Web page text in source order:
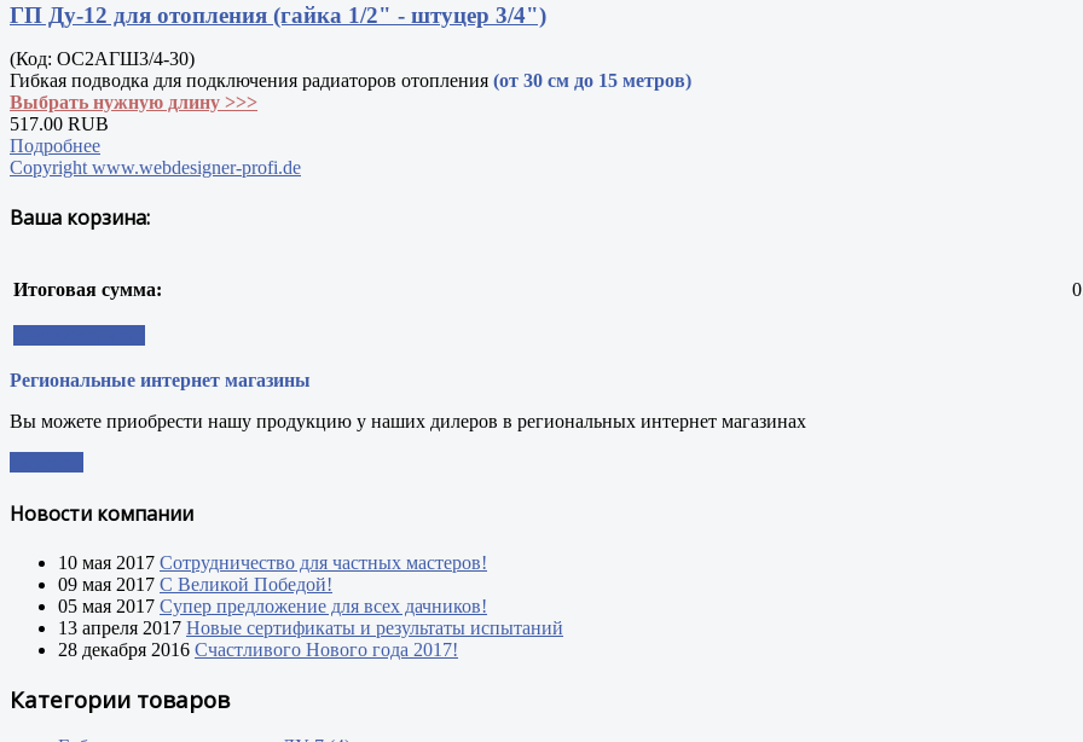
ГП Ду-12 для отопления (гайка 1/2" - штуцер 3/4")
(Код: ОС2АГШ3/4-30)
Гибкая подводка для подключения радиаторов отопления (от 30 см до 15 метров)
Выбрать нужную длину >>>
517.00 RUB
Подробнее
Copyright www.webdesigner-profi.de
Ваша корзина:
Итоговая сумма:
Региональные интернет магазины
Вы можете приобрести нашу продукцию у наших дилеров в региональных интернет магазинах
Новости компании
10 мая 2017 Сотрудничество для частных мастеров!
09 мая 2017 С Великой Победой!
05 мая 2017 Супер предложение для всех дачников!
13 апреля 2017 Новые сертификаты и результаты испытаний
28 декабря 2016 Счастливого Нового года 2017!
Категории товаров